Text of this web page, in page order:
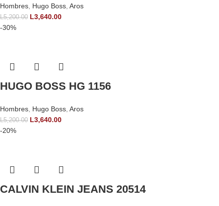
Hombres Hugo Boss Aros
L5,200.00 L3,640.00
-30%
HUGO BOSS HG 1156
Hombres Hugo Boss Aros
L5,200.00 L3,640.00
-20%
CALVIN KLEIN JEANS 20514